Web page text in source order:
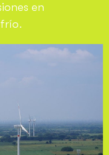
en